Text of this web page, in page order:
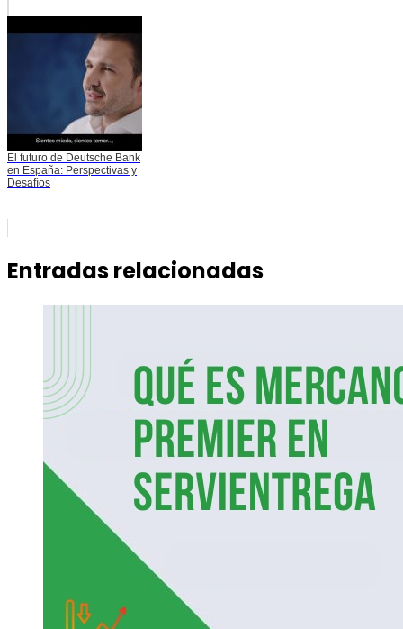
El futuro de Deutsche Bank
en España: Perspectivas y
Desafíos
Entradas relacionadas